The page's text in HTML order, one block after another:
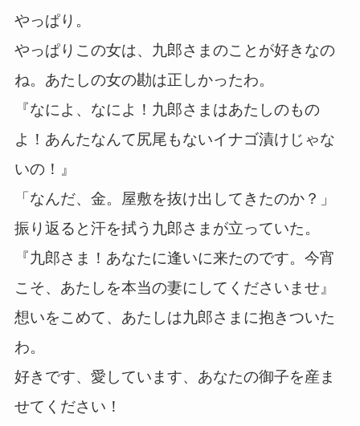
やっぱり。
やっぱりこの女は、九郎さまのことが好きなの
ね。あたしの女の勘は正しかったわ。
『なによ、なによ！九郎さまはあたしのもの
よ！あんたなんて尻尾もないイナゴ漬けじゃな
いの！』
「なんだ、金。屋敷を抜け出してきたのか？」
振り返ると汗を拭う九郎さまが立っていた。
『九郎さま！あなたに逢いに来たのです。今宵
こそ、あたしを本当の妻にしてくださいませ』
想いをこめて、あたしは九郎さまに抱きついた
わ。
好きです、愛しています、あなたの御子を産ま
せてください！